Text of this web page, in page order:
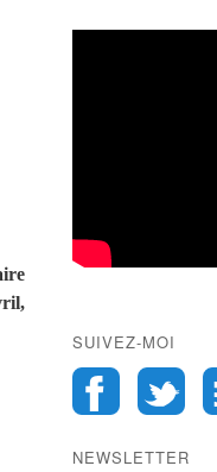
SUIVEZ-MOI
NEWSLETTER